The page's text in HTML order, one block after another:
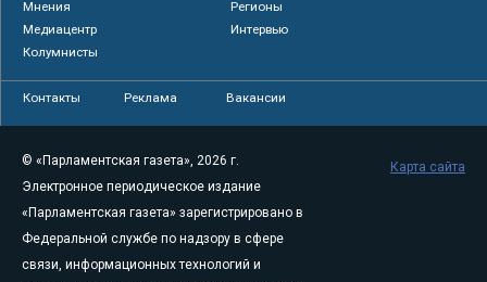
Мнения
Регионы
Медиацентр
Интервью
Колумнисты
Контакты Реклама Вакансии
© «Парламентская газета», 2026 г.
Электронное периодическое издание
«Парламентская газета» зарегистрировано в
Федеральной службе по надзору в сфере
связи, информационных технологий и
Карта сайта